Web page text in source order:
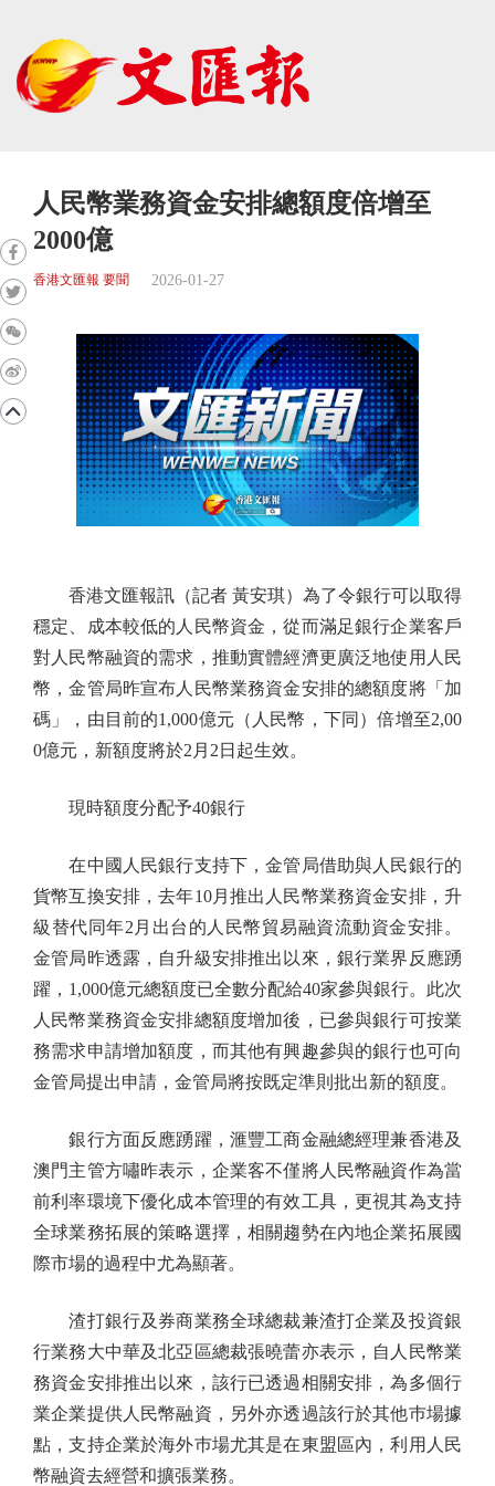
人民幣業務資金安排總額度倍增至
2000億
香港文匯報 要聞 2026-01-27
香港文匯報訊（記者 黃安琪）為了令銀行可以取得
穩定、成本較低的人民幣資金，從而滿足銀行企業客戶
對人民幣融資的需求，推動實體經濟更廣泛地使用人民
幣，金管局昨宣布人民幣業務資金安排的總額度將「加
碼」，由目前的1,000億元（人民幣，下同）倍增至2,00
0億元，新額度將於2月2日起生效。
現時額度分配予40銀行
在中國人民銀行支持下，金管局借助與人民銀行的
貨幣互換安排，去年10月推出人民幣業務資金安排，升
級替代同年2月出台的人民幣貿易融資流動資金安排。
金管局昨透露，自升級安排推出以來，銀行業界反應踴
躍，1,000億元總額度已全數分配給40家參與銀行。此次
人民幣業務資金安排總額度增加後，已參與銀行可按業
務需求申請增加額度，而其他有興趣參與的銀行也可向
金管局提出申請，金管局將按既定準則批出新的額度。
銀行方面反應踴躍，滙豐工商金融總經理兼香港及
澳門主管方嘯昨表示，企業客不僅將人民幣融資作為當
前利率環境下優化成本管理的有效工具，更視其為支持
全球業務拓展的策略選擇，相關趨勢在內地企業拓展國
際市場的過程中尤為顯著。
渣打銀行及券商業務全球總裁兼渣打企業及投資銀
行業務大中華及北亞區總裁張曉蕾亦表示，自人民幣業
務資金安排推出以來，該行已透過相關安排，為多個行
業企業提供人民幣融資，另外亦透過該行於其他巿場據
點，支持企業於海外巿場尤其是在東盟區內，利用人民
幣融資去經營和擴張業務。